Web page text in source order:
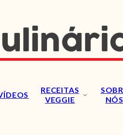
RECEITAS
VEGGIE
NÓS